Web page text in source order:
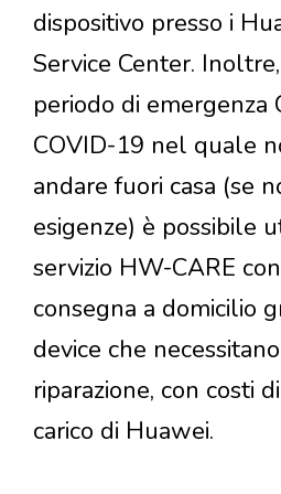
dispositivo presso i
Service Center.
periodo di emergenza
COVID-19 nel quale
andare fuori casa (se
esigenze) è possibile
servizio HW-CARE
consegna a domicilio
device che
riparazione, con costi
carico di Huawei.